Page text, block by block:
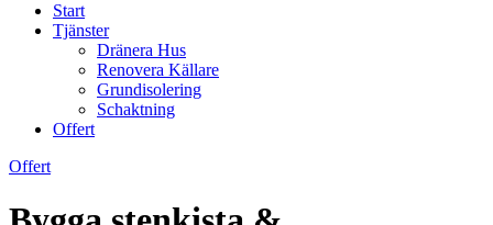
Start
Tjänster
Dränera Hus
Renovera Källare
Grundisolering
Schaktning
Offert
Offert